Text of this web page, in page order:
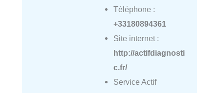
Téléphone :
+33180894361
Site internet :
http://actifdiagnosti
c.fr/
Service Actif